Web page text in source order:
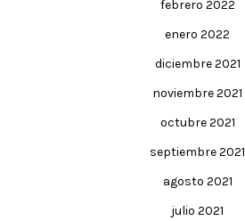
febrero 2022
enero 2022
diciembre 2021
noviembre 2021
octubre 2021
septiembre 2021
agosto 2021
julio 2021